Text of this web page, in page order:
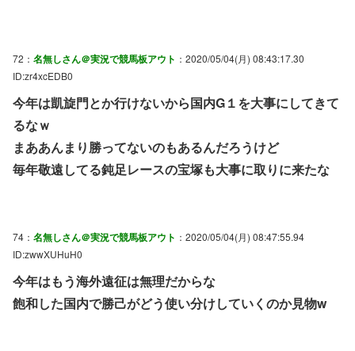
72： 名無しさん＠実況で競馬板アウト ：2020/05/04(月) 08:43:17.30
ID:zr4xcEDB0
今年は凱旋門とか行けないから国内G１を大事にしてきて
るなｗ
まああんまり勝ってないのもあるんだろうけど
毎年敬遠してる鈍足レースの宝塚も大事に取りに来たな
74： 名無しさん＠実況で競馬板アウト ：2020/05/04(月) 08:47:55.94
ID:zwwXUHuH0
今年はもう海外遠征は無理だからな
飽和した国内で勝己がどう使い分けしていくのか見物w